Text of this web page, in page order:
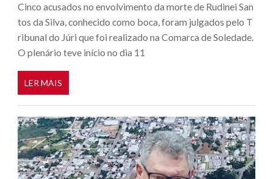
Cinco acusados no envolvimento da morte de Rudinei San
tos da Silva, conhecido como boca, foram julgados pelo T
ribunal do Júri que foi realizado na Comarca de Soledade.
O plenário teve início no dia 11
LER MAIS